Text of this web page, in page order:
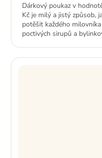
Dárkový poukaz v
Kč je milý a jistý způsob,
potěšit každého milovníka
poctivých sirupů a